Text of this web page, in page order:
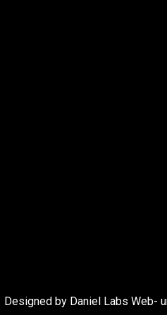
Designed by Daniel Labs Web-